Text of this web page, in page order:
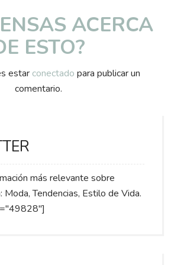
ACERCA
ESTO?
estar conectado para publicar un
comentario.
más relevante sobre
Moda, Tendencias, Estilo de Vida.